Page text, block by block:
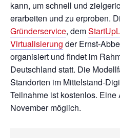
kann, um schnell und
erarbeiten und zu erproben.
Gründerservice, dem
Virtualisierung der Ernst-
organisiert und findet im
Deutschland statt. Die
Standorten im Mittelstand-
Teilnahme ist kostenlos.
November möglich.